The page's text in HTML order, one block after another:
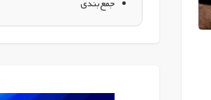
جمع‌بندی